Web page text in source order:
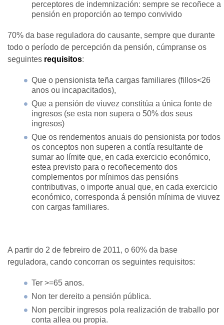
perceptores de indemnización: sempre se recoñece a
pensión en proporción ao tempo convivido
70% da base reguladora do causante, sempre que durante
todo o período de percepción da pensión, cúmpranse os
seguintes requisitos:
Que o pensionista teña cargas familiares (fillos<26
anos ou incapacitados),
Que a pensión de viuvez constitúa a única fonte de
ingresos (se esta non supera o 50% dos seus
ingresos)
Que os rendementos anuais do pensionista por todos
os conceptos non superen a contía resultante de
sumar ao límite que, en cada exercicio económico,
estea previsto para o recoñecemento dos
complementos por mínimos das pensións
contributivas, o importe anual que, en cada exercicio
económico, corresponda á pensión mínima de viuvez
con cargas familiares.
A partir do 2 de febreiro de 2011, o 60% da base
reguladora, cando concorran os seguintes requisitos:
Ter >=65 anos.
Non ter dereito a pensión pública.
Non percibir ingresos pola realización de traballo por
conta allea ou propia.